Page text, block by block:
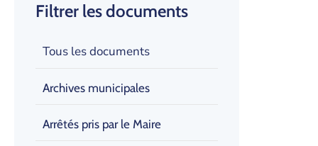
Filtrer les documents
Tous les documents
Archives municipales
Arrêtés pris par le Maire